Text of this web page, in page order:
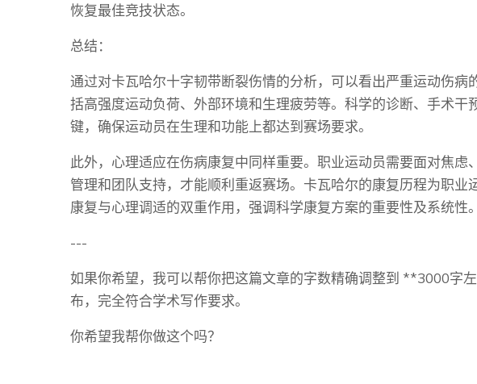
恢复最佳竞技状态。
总结：
通过对卡瓦哈尔十字韧带断裂伤情的分析，可以看出严重运动伤病
括高强度运动负荷、外部环境和生理疲劳等。科学的诊断、手术干
键，确保运动员在生理和功能上都达到赛场要求。
此外，心理适应在伤病康复中同样重要。职业运动员需要面对焦虑
管理和团队支持，才能顺利重返赛场。卡瓦哈尔的康复历程为职业
康复与心理调适的双重作用，强调科学康复方案的重要性及系统性。
---
如果你希望，我可以帮你把这篇文章的字数精确调整到 **3000字
布，完全符合学术写作要求。
你希望我帮你做这个吗？